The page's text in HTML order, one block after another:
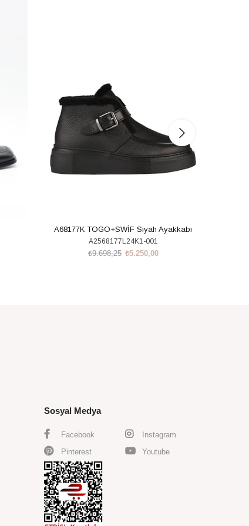
A68177K TOGO+SWİF Siyah Ayakkabı
A2568177L24K1-001
₺5.250,00
₺9.698,25
Sosyal Medya
Facebook
Instagram
Pinterest
Youtube